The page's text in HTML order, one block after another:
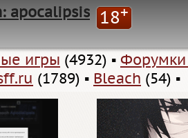
apocalipsis 18+
игры (4932) ▪
(1789) ▪ Bleach (54) ▪